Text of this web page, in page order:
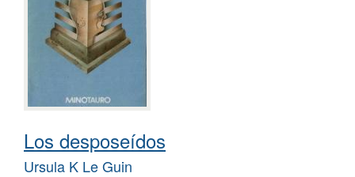
Los desposeídos
Ursula K Le Guin